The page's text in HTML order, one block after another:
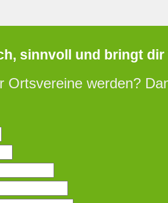
sinnvoll und bringt dir
werden?